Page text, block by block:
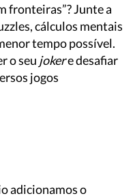
fronteiras”? Junte a
cálculos mentais
tempo possível.
o seu jokere desafiar
jogos
adicionamos o